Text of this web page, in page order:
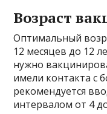
Возраст
Оптимальный
12 месяцев до 12
нужно
имели контакта с
рекомендуется
интервалом от 4